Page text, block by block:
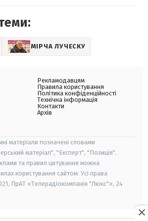
МІРЧА ЛУЧЕСКУ
Рекламодавцям
Правила користування
Політика конфіденційності
Технічна інформація
Контакти
Архів
матеріали позначені словами
матеріал", "Експерт", "Позиція".
та правил цитування можна
користування сайтом. Усі права
ПрАТ «Телерадіокомпанія "Люкс"», 24